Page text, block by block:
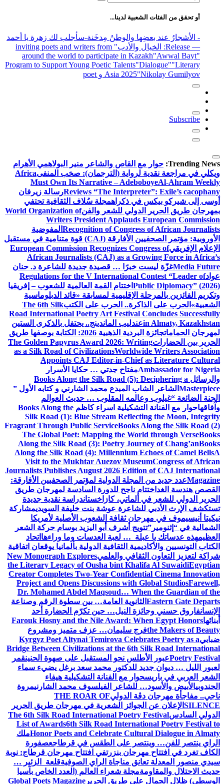
أو تحقق من الفئات الشعبية لدينا...
- الأشجارُ عند بعضِها والوطنُ مِدخَنة-سأجلب لك زهرة يا أحمد
— Release
: الخيال والأدب
" inviting poets and writers from
around the world to participate in Kazakh"Awwal Bayt"
Program to Support Young Poetic Talents"Dialogue""Literary
Asia 2025"Nikolay Gumilyov و poet
Subscribe
Trending News: حوار مع القاص والشاعر منير البولاهمي الأهرام
ويكلي في مراجعة نقدية لرواية (الترجمان): صخب المنفىAfrica
Must Own Its Narrative – AdeboboyeAl-Ahram Weekly
Reviews “The Interpreter”: Exile’s cacophanyرسالة زيرفان
أوسى إلى شيركو بيكس في ذكراهمجلة سُلاف الثقافية تحتفي
بمهرجان طريق الحرير الدولي للشعر والفنWorld Organization of
Writers President Applauds European Commission
Recognition of Congress of African Journalists المفوضية
الأوروبية: مؤتمر الصحفيين الأفارقة (CAJ) قوة متنامية في مستقبل
الإعلام الإفريقيEuropean Commission Recognizes Congress of
African Journalists (CAJ) as a Growing Force in Africa’s
Media Futureغزّة ليست خبرًا … قصيدة جديدة للشاعرة د. حنان
عوادRegulations for the V International Contest “Leader of
Public Diplomacy” (2026) اختتام القمة العالمية للشعوب – إفريقيا
وتكريم الفائزين بالمرحلة الإقليمية لمسابقة «قائد الدبلوماسية
الشعبية» الحرب على الذاكرة.. الحرب على الكتبThe 6th Silk
Road International Poetry Art Festival Concludes Successfully
in Almaty, Kazakhstanعندليب الماندينج.. يحتفل بالذكرى الستين
لمهرجان الحمامات
جائزة البردية الذهبية 2026: الكتابة بوصفها طريق
الحرير بين الحضاراتThe Golden Papyrus Award 2026: Writing
as a Silk Road of CivilizationsWorldwide Writers Association
Appoints CAJ Editor-in-Chief as Literature Cultural
Ambassador for Nigeriaمفتاح جدتي … حكايا الأسرار
والرسائل Books Along the Silk Road (5): Deciphering a
Masterpiece الشاعر الشاب المبدع محمد الشارني و كتابه الأول ”
الجنة الضائعة “غيلوب وعالمه المقلوب … حديث العوالم
وآفاقهاحوار مع الفنانة التشكيلية اسراء كاظم Books Along the
Silk Road (1): Blue Stream Reflecting the Moon, Integrity
Fragrant Through Public ServiceBooks Along the Silk Road (2)
The Global Poet: Mapping the World through VerseBooks
Along the Silk Road (3): Poetry Journey of Chang’anBooks
Along the Silk Road (4): Millennium Echoes of Camel BellsA
Visit to the Mukhtar Auezov MuseumCongress of African
Journalists Publishes August 2026 Edition of CAJ International
Magazineعدد جديد من المجلة الدولية لمؤتمر الصحفيين الأفارقة:
القصص هندسة الغد اختتام ناجح للدورة السادسة لمهرجان طريق
الحرير الدولي للشعر في ألماتي، كازاخستاندراسة نقدية جديدة
تستكشف الإرث الأدبي للشاعرة عوشة بنت خليفة السويديمشاركة
نيكيتا أنيسيموف في مهرجان ثقافة الشعوب الأصلية لأمريكا
الشمالية في “إثنومير”تتويج أشرف أبو اليزيد بوسام حركة الشعر
العظيمهذه عدساتك يا عبلة … لعبة العدسات وما وراءها اتحاد
الكتاب التونسيين والأكاديمية الثقافية الدولية بألمانيا يوقعان اتفاقية
شراكة لتعزيز التعاون الثقافي والعلميNew Monograph Explores
the Literary Legacy of Ousha bint Khalifa Al SuwaidiEgyptian
Creator Completes Two-Year Confidential Cinema Innovation
Project and Opens Discussions with Global StudiosFarewell,
Dr. Mohamed Abdel Maqsoud… When the Guardian of the
Eastern Gate Departs الثانوية العامة… بين سطوة الرقم وصناعة
الإنسانفاروق حسني وجائزة النيل… حين تكرّم الحضارة أحد
أبنائهاFarouk Hosny and the Nile Award: When Egypt Honors
the Makers of Beautyفرج سليمان… عزف متميز ومشروع
ضبابيKyrgyz Poet Altynai Temirova Celebrates Poetry as a
Bridge Between Civilizations at the 6th Silk Road International
Poetry Festivalعبور الأطلس نحو المستقبل على صهوة الحنينقمر
لعبور الليل … ديوان جديد للدكتور محمد سعد برغل يضيء سماء
الشعر العربي في باريسحوار مع الفنانة التشكيلية هيفاء
الجندوبيالأبيض والأسود… للشاعر الفيلسوف محمد الشارنيمروة
ناجي.. مفاجأة مهرجان دڨة الدوليTHE ROAR OF
SILENCE الإعلان عن الجوائز الشعرية في مهرجان طريق الحرير
الدولي السادسThe 6th Silk Road International Poetry Festival
List of Awards6th Silk Road International Poetry Festival to
Honor Poets and Celebrate Cultural Dialogue in Almatyملك
الراي ينتصر للفن… وينتصر على الطقس في قرطاجعصفورة
الكاف تغرد في افتتاح مهرجان بنزرتفي افتتاح مهرجان قرطاج: نوبة
سيدي منصور المعدلة تعانق مناجاة الراي الصوفيةقلعة الزئير …
حديث الاحتلال والمقاومةمجلة شعراء العالم (العدد الخاص بآسيا
الوسطى) ظلال الجِمال على طريق الحرير Global Poets Magazine